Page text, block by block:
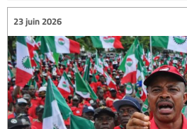
23 juin 2026